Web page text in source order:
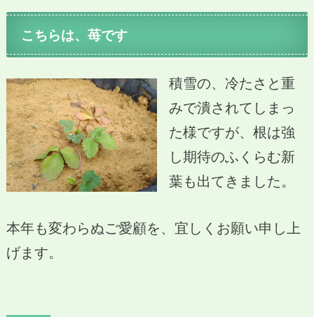
こちらは、苺です
積雪の、冷たさと重
みで潰されてしまっ
た様ですが、根は強
し期待のふくらむ新
葉も出てきました。
本年も変わらぬご愛顧を、宜しくお願い申し上
げます。